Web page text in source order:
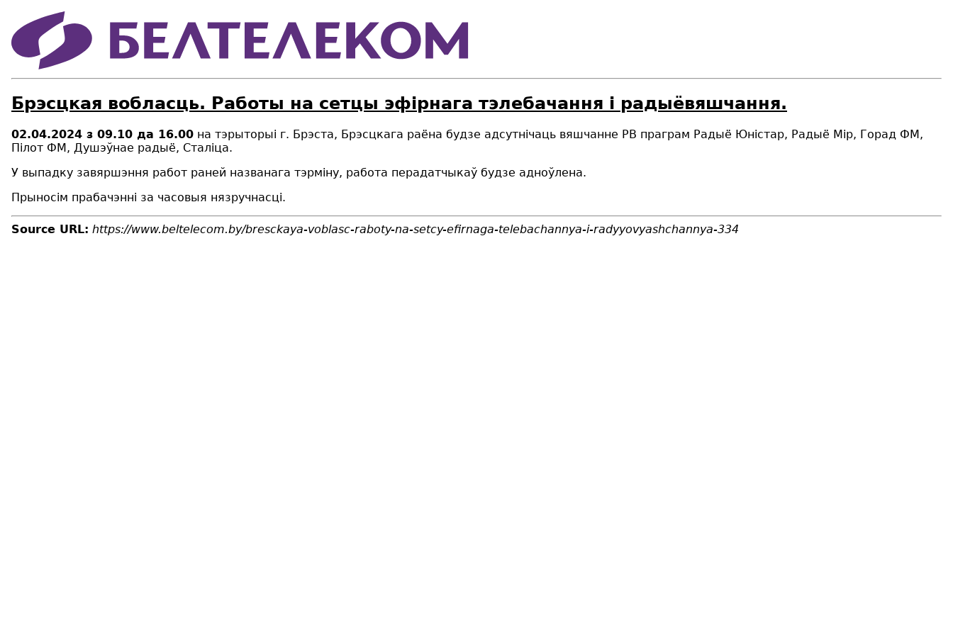
Брэсцкая вобласць. Работы на сетцы эфірнага тэлебачання і радыёвяшчання.
02.04.2024 з 09.10 да 16.00 на тэрыторыi г. Брэста, Брэсцкага раёна будзе адсутнічаць вяшчанне РВ праграм Радыё Юністар, Радыё Мір, Горад ФМ,
Пілот ФМ, Душэўнае радыё, Сталіца.
У выпадку завяршэння работ раней названага тэрміну, работа перадатчыкаў будзе адноўлена.
Прыносім прабачэнні за часовыя нязручнасці.
Source URL: https://www.beltelecom.by/bresckaya-voblasc-raboty-na-setcy-efirnaga-telebachannya-i-radyyovyashchannya-334